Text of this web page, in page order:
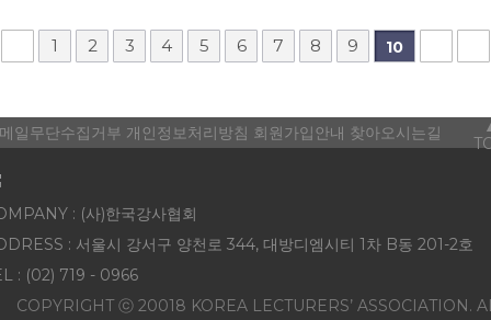
1 2 3 4 5 6 7 8 9 10
일무단수집거부 개인정보처리방침 회원가입안내 찾아오시는길
: (사)한국강사협회
: 서울시 강서구 양천로 344, 대방디엠시티 1차 B동 201-2호
: (02) 719 - 0966
COPYRIGHT ⓒ 20018 KOREA LECTURERS’ ASSOCIATION.